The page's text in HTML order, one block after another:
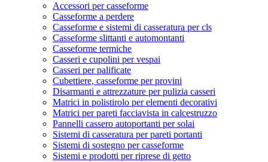
Accessori per casseforme
Casseforme a perdere
Casseforme e sistemi di casseratura per cls
Casseforme slittanti e automontanti
Casseforme termiche
Casseri e cupolini per vespai
Casseri per palificate
Cubettiere, casseforme per provini
Disarmanti e attrezzature per pulizia casseri
Matrici in polistirolo per elementi decorativi
Matrici per pareti facciavista in calcestruzzo
Pannelli cassero autoportanti per solai
Sistemi di casseratura per pareti portanti
Sistemi di sostegno per casseforme
Sistemi e prodotti per riprese di getto